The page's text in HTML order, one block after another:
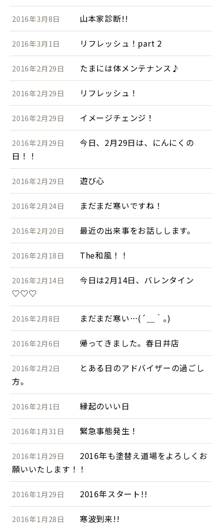
2016年3月8日 山本家診断!!
2016年3月1日 リフレッシュ！part 2
2016年2月29日 たまには体メンテナンス♪
2016年2月29日 リフレッシュ！
2016年2月29日 イメージチェンジ！
2016年2月29日
今日、2月29日は、にんにくの
日！！
2016年2月29日 遊び心
2016年2月24日 まだまだ寒いですね！
2016年2月20日 最近の出来事をお話しします。
2016年2月18日 The和風！！
2016年2月14日
今日は2月14日、バレンタイン
♡♡♡
2016年2月8日 まだまだ寒い…(´＿｀｡)
2016年2月6日 帰ってきました。春日井店
2016年2月2日
とある日のアドバイザーの過ごし
方。
2016年2月1日 縁起のいい日
2016年1月31日 緊急事態発生！
2016年1月29日
2016年も塗替え道場をよろしくお
願いいたします！！
2016年1月29日 2016年スタート!!
2016年1月28日 寒波到来!!